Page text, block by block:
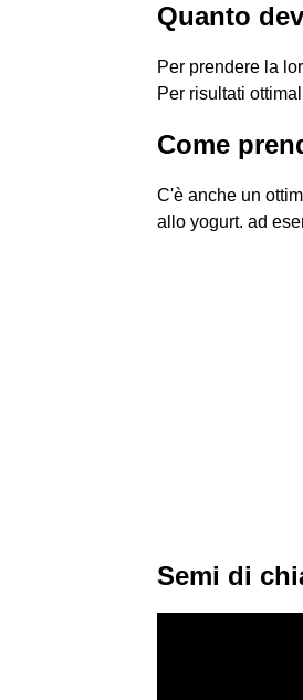
Quanto
Per prendere la
Per risultati
Come
C'è anche un
allo yogurt. ad
Semi di